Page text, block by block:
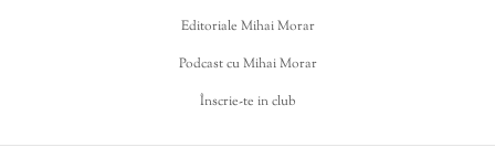
Editoriale Mihai Morar
Podcast cu Mihai Morar
Înscrie-te in club